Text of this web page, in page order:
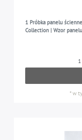
1 Próbka panelu
Collection | Wzor
1
*w